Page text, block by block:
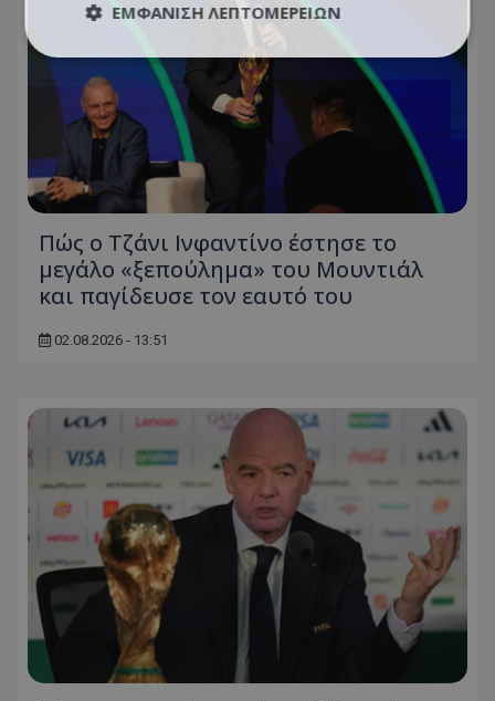
Πώς ο Τζάνι Ινφαντίνο έστησε το
μεγάλο «ξεπούλημα» του Μουντιάλ
και παγίδευσε τον εαυτό του
02.08.2026 - 13:51
ΕΜΦΆΝΙΣΗ ΛΕΠΤΟΜΕΡΕΙΏΝ